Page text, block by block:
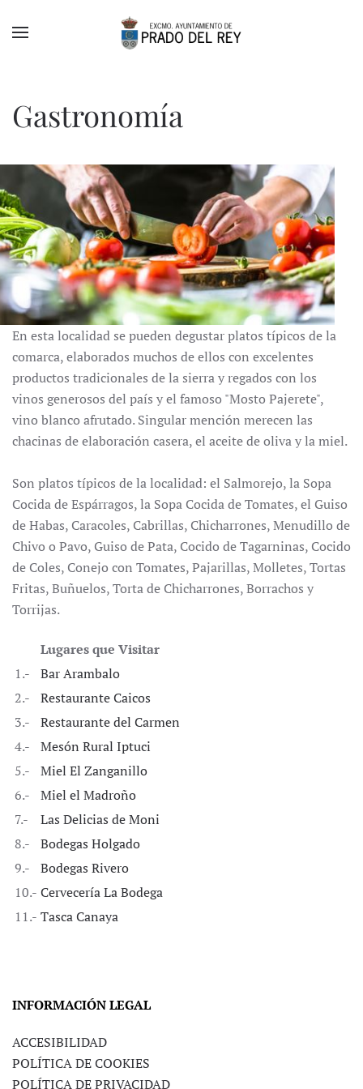
Skip to main content
Gastronomía
En esta localidad se pueden degustar platos típicos de la
comarca, elaborados muchos de ellos con excelentes
productos tradicionales de la sierra y regados con los
vinos generosos del país y el famoso "Mosto Pajerete",
vino blanco afrutado. Singular mención merecen las
chacinas de elaboración casera, el aceite de oliva y la miel.
Son platos típicos de la localidad: el Salmorejo, la Sopa
Cocida de Espárragos, la Sopa Cocida de Tomates, el Guiso
de Habas, Caracoles, Cabrillas, Chicharrones, Menudillo de
Chivo o Pavo, Guiso de Pata, Cocido de Tagarninas, Cocido
de Coles, Conejo con Tomates, Pajarillas, Molletes, Tortas
Fritas, Buñuelos, Torta de Chicharrones, Borrachos y
Torrijas.
Lugares que Visitar
1.-
Bar Arambalo
2.-
Restaurante Caicos
3.-
Restaurante del Carmen
4.-
Mesón Rural Iptuci
5.-
Miel El Zanganillo
6.-
Miel el Madroño
7.-
Las Delicias de Moni
8.-
Bodegas Holgado
9.-
Bodegas Rivero
10.- Cervecería La Bodega
11.- Tasca Canaya
INFORMACIÓN LEGAL
ACCESIBILIDAD
POLÍTICA DE COOKIES
POLÍTICA DE PRIVACIDAD